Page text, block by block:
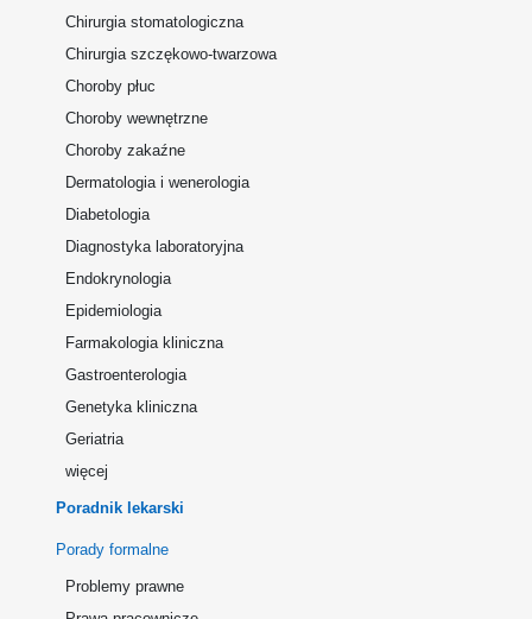
Chirurgia stomatologiczna
Chirurgia szczękowo-twarzowa
Choroby płuc
Choroby wewnętrzne
Choroby zakaźne
Dermatologia i wenerologia
Diabetologia
Diagnostyka laboratoryjna
Endokrynologia
Epidemiologia
Farmakologia kliniczna
Gastroenterologia
Genetyka kliniczna
Geriatria
więcej
Poradnik lekarski
Porady formalne
Problemy prawne